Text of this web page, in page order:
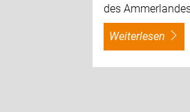
des
weiterlesen